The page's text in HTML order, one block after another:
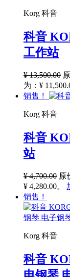
Korg 科音
科音
工作站
¥13,500.00
为：¥
销售！
Korg 科音
科音
站
¥4,700.00 原
¥ 4,280.00。
销售！
Korg 科音
科音